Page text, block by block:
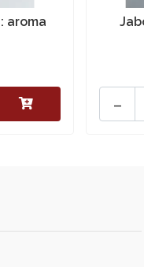
aroma
-